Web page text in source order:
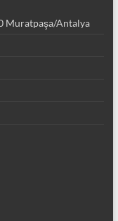
Muratpaşa/Antalya